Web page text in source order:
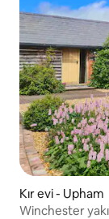
Kır evi - Upham
Winchester